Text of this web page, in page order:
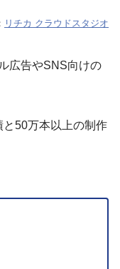
リチカ クラウドスタジオ
広告やSNS向けの
50万本以上の制作